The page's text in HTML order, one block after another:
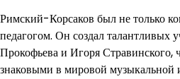
Римский-Корсаков был не только
педагогом. Он создал талантливых
Прокофьева и Игоря Стравинского,
знаковыми в мировой музыкальной